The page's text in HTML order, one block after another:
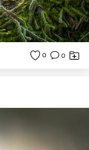
0 0